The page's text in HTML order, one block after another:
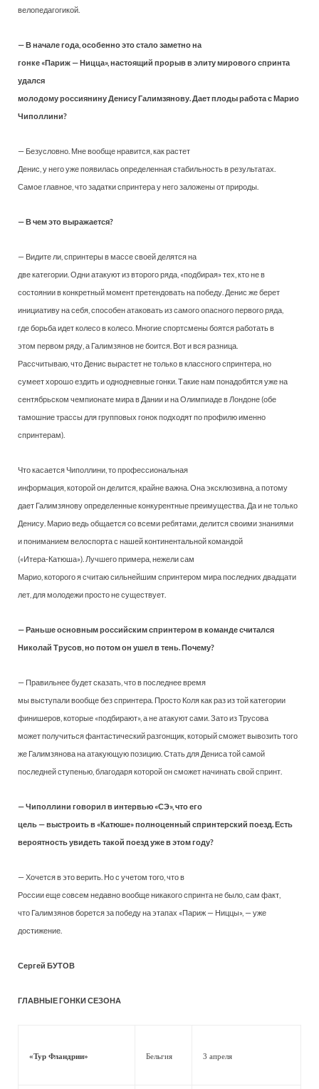
велопедагогикой.
— В начале года, особенно это стало заметно на
гонке «Париж — Ницца», настоящий прорыв в элиту мирового спринта
удался
молодому россиянину Денису Галимзянову. Дает плоды работа с Марио
Чиполлини?
— Безусловно. Мне вообще нравится, как растет
Денис, у него уже появилась определенная стабильность в результатах.
Самое главное, что задатки спринтера у него заложены от природы.
— В чем это выражается?
— Видите ли, спринтеры в массе своей делятся на
две категории. Одни атакуют из второго ряда, «подбирая» тех, кто не в
состоянии в конкретный момент претендовать на победу. Денис же берет
инициативу на себя, способен атаковать из самого опасного первого ряда,
где борьба идет колесо в колесо. Многие спортсмены боятся работать в
этом первом ряду, а Галимзянов не боится. Вот и вся разница.
Рассчитываю, что Денис вырастет не только в классного спринтера, но
сумеет хорошо ездить и однодневные гонки. Такие нам понадобятся уже на
сентябрьском чемпионате мира в Дании и на Олимпиаде в Лондоне (обе
тамошние трассы для групповых гонок подходят по профилю именно
спринтерам).
Что касается Чиполлини, то профессиональная
информация, которой он делится, крайне важна. Она эксклюзивна, а потому
дает Галимзянову определенные конкурентные преимущества. Да и не только
Денису. Марио ведь общается со всеми ребятами, делится своими знаниями
и пониманием велоспорта с нашей континентальной командой
(«Итера-Катюша»). Лучшего примера, нежели сам
Марио, которого я считаю сильнейшим спринтером мира последних двадцати
лет, для молодежи просто не существует.
— Раньше основным российским спринтером в команде считался
Николай Трусов, но потом он ушел в тень. Почему?
— Правильнее будет сказать, что в последнее время
мы выступали вообще без спринтера. Просто Коля как раз из той категории
финишеров, которые «подбирают», а не атакуют сами. Зато из Трусова
может получиться фантастический разгонщик, который сможет вывозить того
же Галимзянова на атакующую позицию. Стать для Дениса той самой
последней ступенью, благодаря которой он сможет начинать свой спринт.
— Чиполлини говорил в интервью «СЭ», что его
цель — выстроить в «Катюше» полноценный спринтерский поезд. Есть
вероятность увидеть такой поезд уже в этом году?
— Хочется в это верить. Но с учетом того, что в
России еще совсем недавно вообще никакого спринта не было, сам факт,
что Галимзянов борется за победу на этапах «Париж — Ниццы», — уже
достижение.
Сергей БУТОВ
ГЛАВНЫЕ ГОНКИ СЕЗОНА
«Тур Фландрии» Бельгия 3 апреля